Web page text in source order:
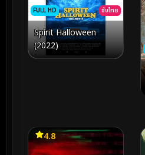
FULL HD ซับไทย
Spirit Halloween
(2022)
4.8